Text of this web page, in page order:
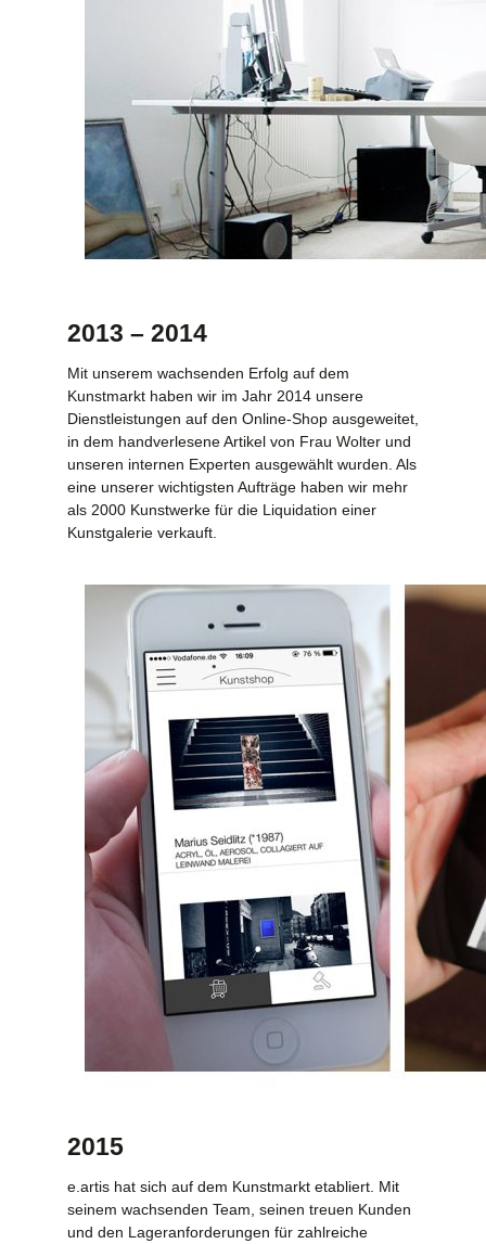
2013 – 2014
Mit unserem wachsenden Erfolg auf dem
Kunstmarkt haben wir im Jahr 2014 unsere
Dienstleistungen auf den Online-Shop ausgeweitet,
in dem handverlesene Artikel von Frau Wolter und
unseren internen Experten ausgewählt wurden. Als
eine unserer wichtigsten Aufträge haben wir mehr
als 2000 Kunstwerke für die Liquidation einer
Kunstgalerie verkauft.
2015
e.artis hat sich auf dem Kunstmarkt etabliert. Mit
seinem wachsenden Team, seinen treuen Kunden
und den Lageranforderungen für zahlreiche